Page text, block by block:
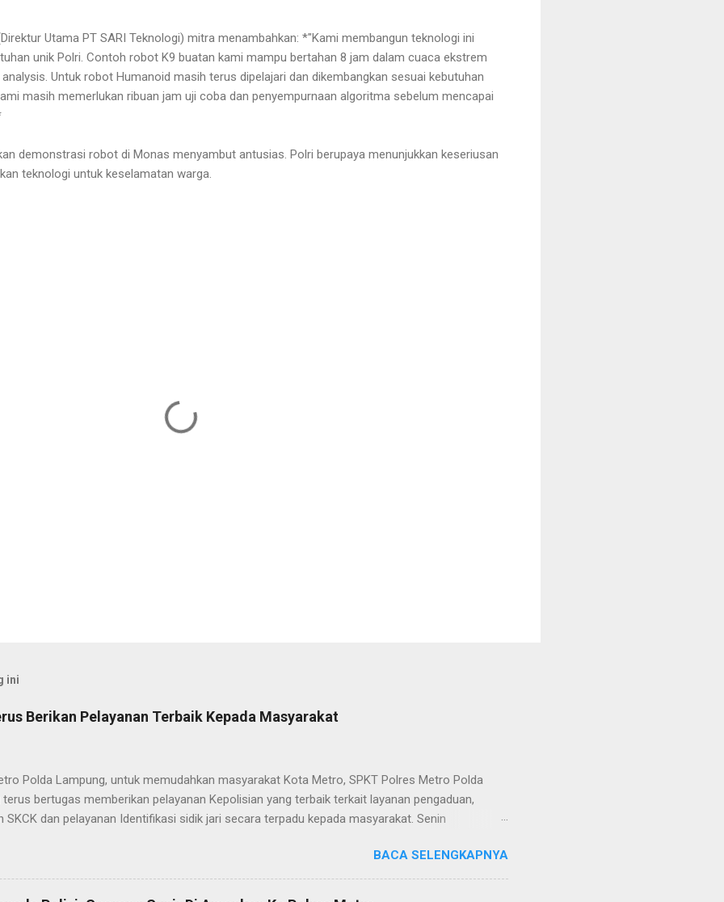
Utama PT SARI Teknologi) mitra menambahkan: *"Kami membangun teknologi ini
unik Polri. Contoh robot K9 buatan kami mampu bertahan 8 jam dalam cuaca ekstrem
Untuk robot Humanoid masih terus dipelajari dan dikembangkan sesuai kebutuhan
masih memerlukan ribuan jam uji coba dan penyempurnaan algoritma sebelum mencapai
demonstrasi robot di Monas menyambut antusias. Polri berupaya menunjukkan keseriusan
teknologi untuk keselamatan warga.
ini
Berikan Pelayanan Terbaik Kepada Masyarakat
Polda Lampung, untuk memudahkan masyarakat Kota Metro, SPKT Polres Metro Polda
bertugas memberikan pelayanan Kepolisian yang terbaik terkait layanan pengaduan,
SKCK dan pelayanan Identifikasi sidik jari secara terpadu kepada masyarakat. Senin
telah berusaha memberikan pelayanan terbaik kepada masyarakat. Kapolres Metro AKBP
Nugroho S.IK, M.IK mengatakan “SPKT Polres Metro akan terus berusaha memberikan
yang terbaik kepada masyarakat yang membutuhkan pelayanan kepolisian, baik informasi
BACA SELENGKAPNYA